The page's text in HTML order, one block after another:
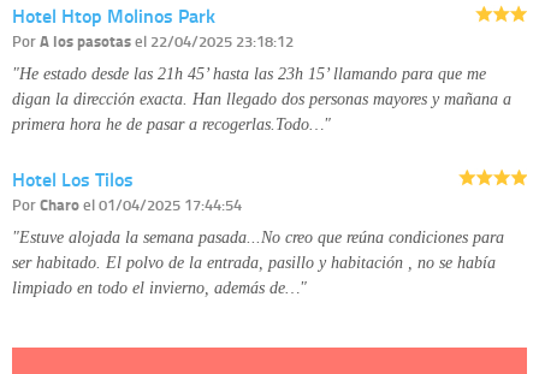
Hotel Htop Molinos Park
PorA los pasotasel 22/04/2025 23:18:12
"He estado desde las 21h 45’ hasta las 23h 15’ llamando para que me
digan la dirección exacta. Han llegado dos personas mayores y mañana a
primera hora he de pasar a recogerlas.Todo…"
Hotel Los Tilos
PorCharoel 01/04/2025 17:44:54
"Estuve alojada la semana pasada...No creo que reúna condiciones para
ser habitado. El polvo de la entrada, pasillo y habitación , no se había
limpiado en todo el invierno, además de…"